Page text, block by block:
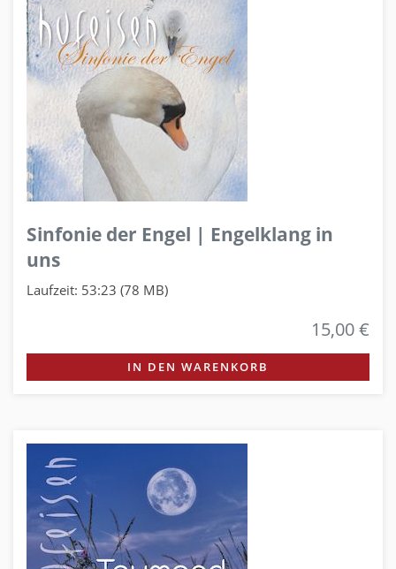
Sinfonie der Engel | Engelklang in
uns
Laufzeit: 53:23 (78 MB)
15,00 €
IN DEN WARENKORB